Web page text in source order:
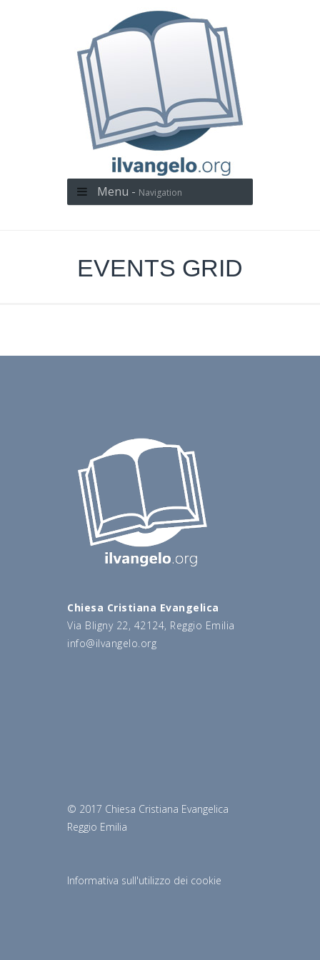
Menu - Navigation
EVENTS GRID
Chiesa Cristiana Evangelica
Via Bligny 22, 42124, Reggio Emilia
info@ilvangelo.org
© 2017 Chiesa Cristiana Evangelica
Reggio Emilia
Informativa sull'utilizzo dei cookie